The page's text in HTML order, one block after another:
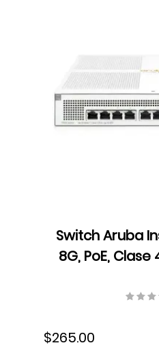
Switch Aruba
8G, PoE, Clase
$265.00